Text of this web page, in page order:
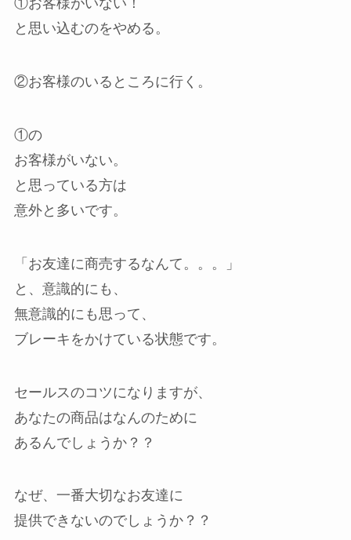
①お客様がいない！
と思い込むのをやめる。
②お客様のいるところに行く。
①の
お客様がいない。
と思っている方は
意外と多いです。
「お友達に商売するなんて。。。」
と、意識的にも、
無意識的にも思って、
ブレーキをかけている状態です。
セールスのコツになりますが、
あなたの商品はなんのために
あるんでしょうか？？
なぜ、一番大切なお友達に
提供できないのでしょうか？？